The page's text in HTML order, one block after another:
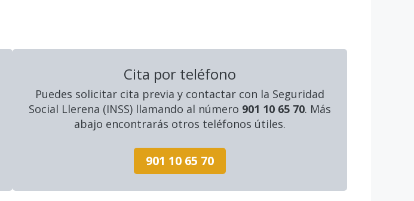
Cita por teléfono
Puedes solicitar cita previa y contactar con la Seguridad
Social Llerena (INSS) llamando al número 901 10 65 70. Más
abajo encontrarás otros teléfonos útiles.
901 10 65 70